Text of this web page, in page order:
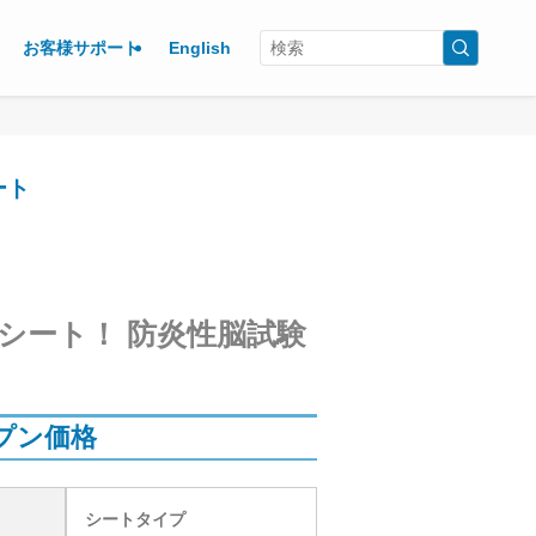
お客様サポート English
ート！ 防炎性脳試験
ン価格
シートタイプ